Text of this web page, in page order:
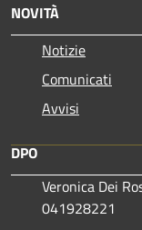
NOVITÀ
Notizie
Comunicati
Avvisi
DPO
Veronica Dei
041928221